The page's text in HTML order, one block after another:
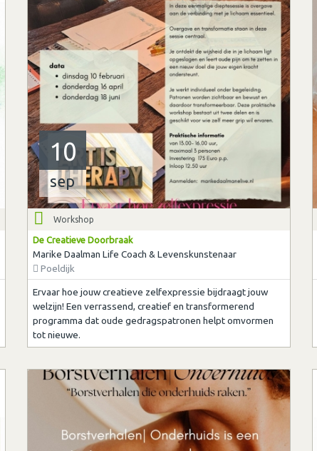
10
sep
Workshop
De Creatieve Doorbraak
Marike Daalman Life Coach & Levenskunstenaar
Poeldijk
Ervaar hoe jouw creatieve zelfexpressie bijdraagt jouw
welzijn! Een verrassend, creatief en transformerend
programma dat oude gedragspatronen helpt omvormen
tot nieuwe.